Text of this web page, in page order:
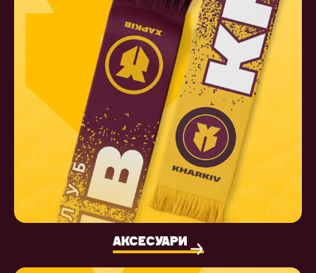
АКСЕСУАРИ